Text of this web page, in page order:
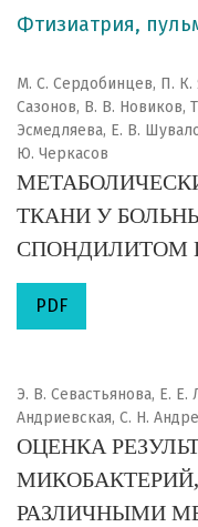
Фтизиатрия,
М. С. Сердобинцев, П. К.
Сазонов, В. В. Новиков,
Эсмедляева, Е. В.
Ю. Черкасов
ТКАНИ У
СПОНДИЛИТОМ
PDF
Э. В. Севастьянова, Е.
Андриевская, С. Н.
ОЦЕНКА
РАЗЛИЧНЫМИ